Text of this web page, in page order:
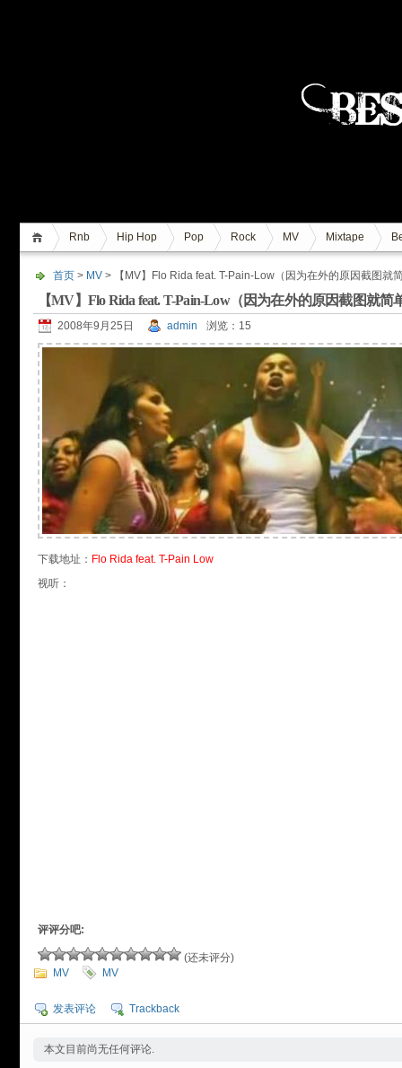
Rnb Hip Hop Pop Rock MV Mixtape
首页 > MV > 【MV】Flo Rida feat. T-Pain-Low（因为在外的原因截图就
【MV】Flo Rida feat. T-Pain-Low（因为在外的原因截图就简
2008年9月25日 admin 浏览：15
下载地址： Flo Rida feat. T-Pain Low
视听：
评评分吧:
(还未评分)
MV
MV
发表评论 Trackback
本文目前尚无任何评论.